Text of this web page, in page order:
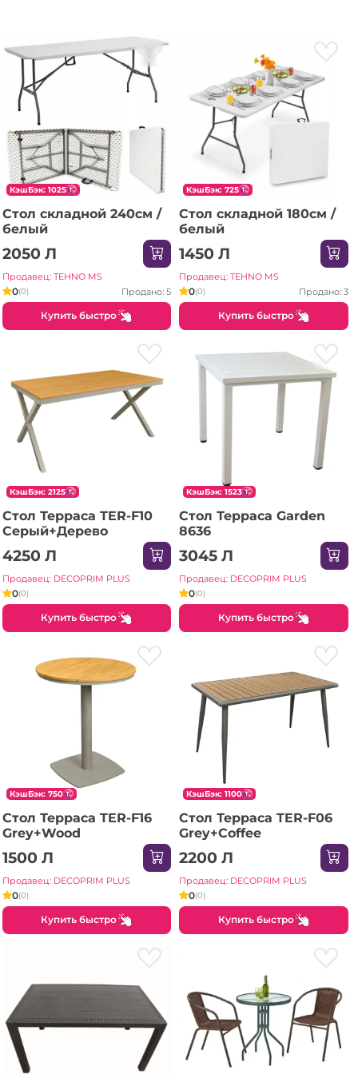
КэшБэк: 1025
Стол складной 240см /
белый
2050 Л
Продавец: TEHNO MS
0(0) Продано: 5
Купить быстро
КэшБэк: 725
Стол складной 180см /
белый
1450 Л
Продавец: TEHNO MS
0(0) Продано: 3
Купить быстро
КэшБэк: 2125
Стол Терраса TER-F10
Серый+Дерево
4250 Л
Продавец: DECOPRIM PLUS
0(0)
Купить быстро
КэшБэк: 1523
Стол Терраса Garden
8636
3045 Л
Продавец: DECOPRIM PLUS
0(0)
Купить быстро
КэшБэк: 750
Стол Терраса TER-F16
Grey+Wood
1500 Л
Продавец: DECOPRIM PLUS
0(0)
Купить быстро
КэшБэк: 1100
Стол Терраса TER-F06
Grey+Coffee
2200 Л
Продавец: DECOPRIM PLUS
0(0)
Купить быстро